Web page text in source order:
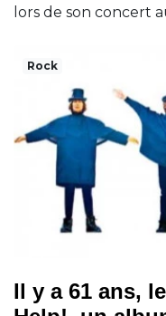
lors de son concert
Rock
Il y a 61 ans,